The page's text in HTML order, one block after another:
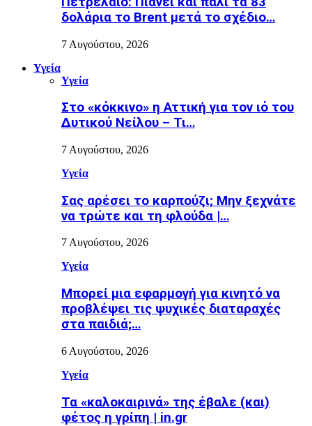
δολάρια το Brent μετά το σχέδιο…
7 Αυγούστου, 2026
Υγεία
Υγεία
Στο «κόκκινο» η Αττική για τον ιό του
Δυτικού Νείλου – Τι…
7 Αυγούστου, 2026
Υγεία
Σας αρέσει το καρπούζι; Μην ξεχνάτε
να τρώτε και τη φλούδα |…
7 Αυγούστου, 2026
Υγεία
Μπορεί μια εφαρμογή για κινητό να
προβλέψει τις ψυχικές διαταραχές
στα παιδιά;…
6 Αυγούστου, 2026
Υγεία
Τα «καλοκαιρινά» της έβαλε (και)
φέτος η γρίπη | in.gr